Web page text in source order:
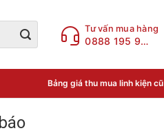
Tư vấn mua hàng
0888 195 969
Bảng giá thu mua linh kiện cũ